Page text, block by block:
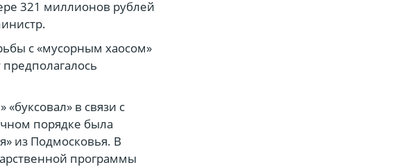
321 миллионов рублей
с «мусорным хаосом»
в связи с
порядке была
из Подмосковья. В
программы